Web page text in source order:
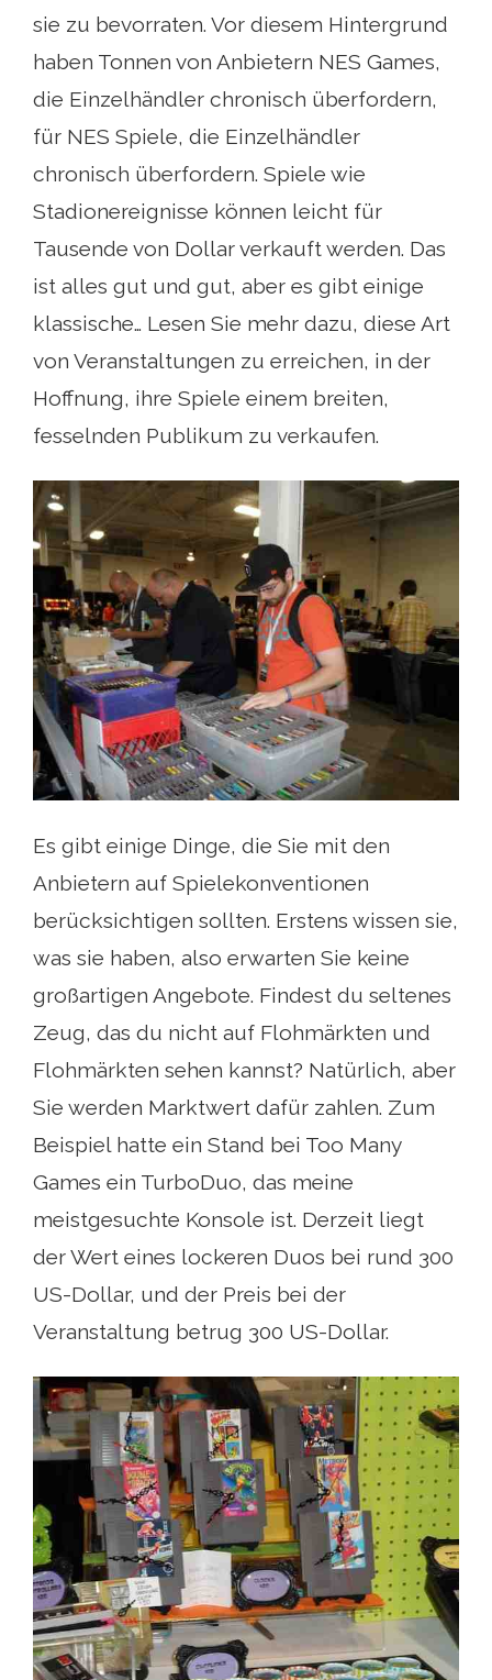
sie zu bevorraten. Vor diesem Hintergrund
haben Tonnen von Anbietern NES Games,
die Einzelhändler chronisch überfordern,
für NES Spiele, die Einzelhändler
chronisch überfordern. Spiele wie
Stadionereignisse können leicht für
Tausende von Dollar verkauft werden. Das
ist alles gut und gut, aber es gibt einige
klassische… Lesen Sie mehr dazu, diese Art
von Veranstaltungen zu erreichen, in der
Hoffnung, ihre Spiele einem breiten,
fesselnden Publikum zu verkaufen.
Es gibt einige Dinge, die Sie mit den
Anbietern auf Spielekonventionen
berücksichtigen sollten. Erstens wissen sie,
was sie haben, also erwarten Sie keine
großartigen Angebote. Findest du seltenes
Zeug, das du nicht auf Flohmärkten und
Flohmärkten sehen kannst? Natürlich, aber
Sie werden Marktwert dafür zahlen. Zum
Beispiel hatte ein Stand bei Too Many
Games ein TurboDuo, das meine
meistgesuchte Konsole ist. Derzeit liegt
der Wert eines lockeren Duos bei rund 300
US-Dollar, und der Preis bei der
Veranstaltung betrug 300 US-Dollar.